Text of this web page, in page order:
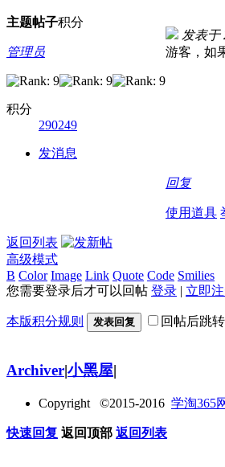
主题帖子积分
管理员
积分
290249
发消息
发表于
游客，如
回复
使用道具
返回列表
高级模式
B Color Image Link Quote Code Smilies
您需要登录后才可以回帖 登录 | 立即
本版积分规则 发表回复 回帖后跳
Archiver|小黑屋|
Copyright ©2015-2016 学淘365
快速回复 返回顶部 返回列表